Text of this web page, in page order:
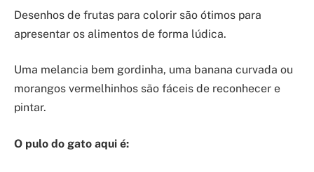
Desenhos de frutas para colorir são ótimos para
apresentar os alimentos de forma lúdica.
Uma melancia bem gordinha, uma banana curvada ou
morangos vermelhinhos são fáceis de reconhecer e
pintar.
O pulo do gato aqui é: